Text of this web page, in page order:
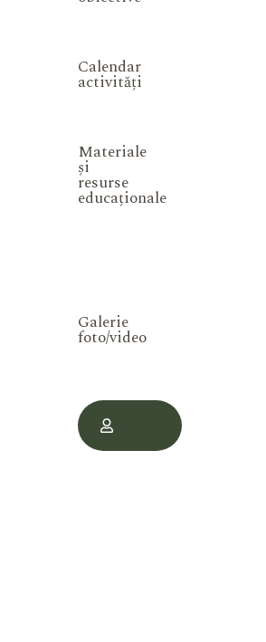
Calendar
activități
Materiale
și
resurse
educaționale
Galerie
foto/video